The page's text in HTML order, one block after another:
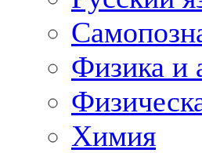
Физика и
Химия